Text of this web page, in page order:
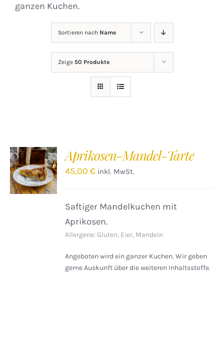
ganzen Kuchen.
Sortieren nach Name
Zeige 50 Produkte
IN DEN
WARENKORB
/
DETAILS
Aprikosen-Mandel-Tarte
45,00€ inkl. MwSt.
Saftiger Mandelkuchen mit
Aprikosen.
Allergene: Gluten, Eier, Mandeln
Angeboten wird ein ganzer Kuchen. Wir geben
gerne Auskunft über die weiteren Inhaltsstoffe.